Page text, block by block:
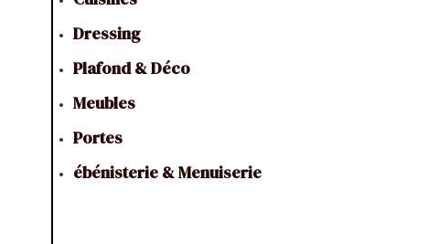
Dressing
Plafond & Déco
Meubles
Portes
ébénisterie & Menuiserie